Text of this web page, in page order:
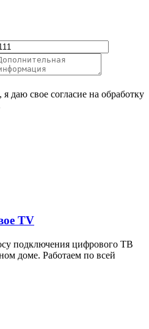
даю свое согласие на обработку
TV
подключения цифрового ТВ
доме. Работаем по всей